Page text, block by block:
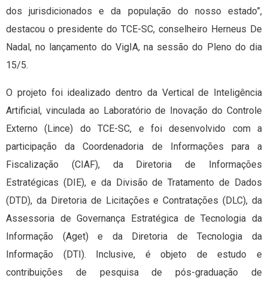
dos jurisdicionados e da população do nosso estado”,
destacou o presidente do TCE-SC, conselheiro Herneus De
Nadal, no lançamento do VigIA, na sessão do Pleno do dia
15/5.
O projeto foi idealizado dentro da Vertical de Inteligência
Artificial, vinculada ao Laboratório de Inovação do Controle
Externo (Lince) do TCE-SC, e foi desenvolvido com a
participação da Coordenadoria de Informações para a
Fiscalização (CIAF), da Diretoria de Informações
Estratégicas (DIE), e da Divisão de Tratamento de Dados
(DTD), da Diretoria de Licitações e Contratações (DLC), da
Assessoria de Governança Estratégica de Tecnologia da
Informação (Aget) e da Diretoria de Tecnologia da
Informação (DTI). Inclusive, é objeto de estudo e
contribuições de pesquisa de pós-graduação de